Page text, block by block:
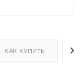
КАК КУПИТЬ